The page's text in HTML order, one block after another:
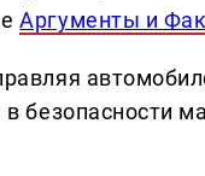
Аргументы и
безопасности